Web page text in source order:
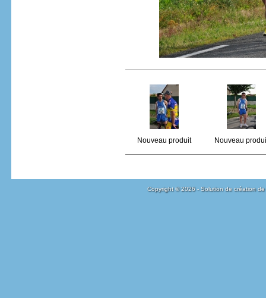
Nouveau produit Nouveau
Copyright © 2026 - Solution de création